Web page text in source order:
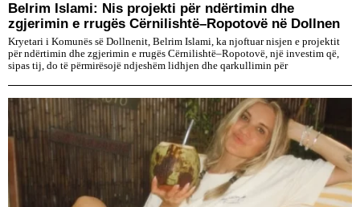
Belrim Islami: Nis projekti për ndërtimin dhe
zgjerimin e rrugës Cërnilishtë–Ropotovë në Dollnen
Kryetari i Komunës së Dollnenit, Belrim Islami, ka njoftuar nisjen e projektit
për ndërtimin dhe zgjerimin e rrugës Cërnilishtë–Ropotovë, një investim që,
sipas tij, do të përmirësojë ndjeshëm lidhjen dhe qarkullimin për